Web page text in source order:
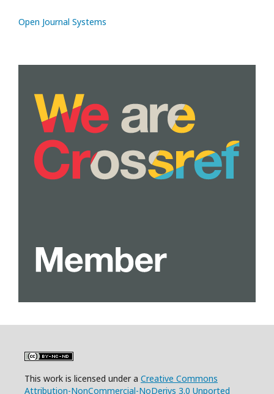
Open Journal Systems
This work is licensed under a Creative Commons
Attribution-NonCommercial-NoDerivs 3.0 Unported